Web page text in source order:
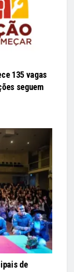
135 vagas
seguem
de